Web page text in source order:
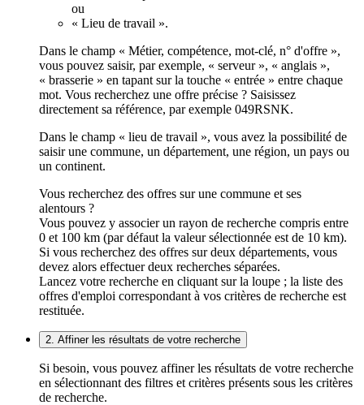
ou
« Lieu de travail ».
Dans le champ « Métier, compétence, mot-clé, n° d'offre »,
vous pouvez saisir, par exemple, « serveur », « anglais »,
« brasserie » en tapant sur la touche « entrée » entre chaque
mot. Vous recherchez une offre précise ? Saisissez
directement sa référence, par exemple 049RSNK.
Dans le champ « lieu de travail », vous avez la possibilité de
saisir une commune, un département, une région, un pays ou
un continent.
Vous recherchez des offres sur une commune et ses
alentours ?
Vous pouvez y associer un rayon de recherche compris entre
0 et 100 km (par défaut la valeur sélectionnée est de 10 km).
Si vous recherchez des offres sur deux départements, vous
devez alors effectuer deux recherches séparées.
Lancez votre recherche en cliquant sur la loupe ; la liste des
offres d'emploi correspondant à vos critères de recherche est
restituée.
2. Affiner les résultats de votre recherche
Si besoin, vous pouvez affiner les résultats de votre recherche
en sélectionnant des filtres et critères présents sous les critères
de recherche.